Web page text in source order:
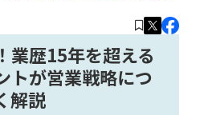
業歴15年を超える
トが営業戦略につ
解説